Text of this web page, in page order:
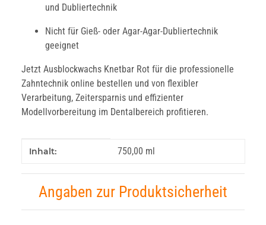
und Dubliertechnik
Nicht für Gieß- oder Agar-Agar-Dubliertechnik
geeignet
Jetzt Ausblockwachs Knetbar Rot für die professionelle
Zahntechnik online bestellen und von flexibler
Verarbeitung, Zeitersparnis und effizienter
Modellvorbereitung im Dentalbereich profitieren.
Produkteigenschaft
Wert
Inhalt: 750,00 ml
Angaben zur Produktsicherheit